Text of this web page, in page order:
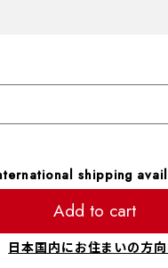
shipping
Add to cart
日本国内にお住まいの方